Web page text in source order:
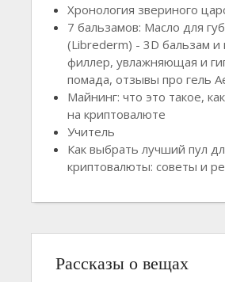
Хронология звериного
7 бальзамов: Масло для
(Librederm) - 3D бальзам и
филлер, увлажняющая и
помада, отзывы про гель
Майнинг: что это такое,
на криптовалюте
Учитель
Как выбрать лучший пул
криптовалюты: советы и
Рассказы о вещах